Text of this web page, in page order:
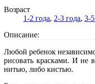
Возраст
1-2 года, 2-3 года, 3-
Описание:
Любой ребенок
рисовать красками. И не
нитью, либо кистью.